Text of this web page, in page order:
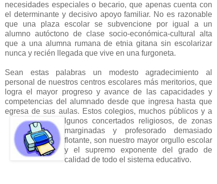
necesidades especiales o becario, que apenas cuenta con
el determinante y decisivo apoyo familiar. No es razonable
que una plaza escolar se subvencione por igual a un
alumno autóctono de clase socio-económica-cultural alta
que a una alumna rumana de etnia gitana sin escolarizar
nunca y recién llegada que vive en una furgoneta.
Sean estas palabras un modesto agradecimiento al
personal de nuestros centros escolares más meritorios, que
logra el mayor progreso y avance de las capacidades y
competencias del alumnado desde que ingresa hasta que
egresa de sus aulas. Estos colegios, muchos públicos y a
lgunos concertados religiosos, de zonas
marginadas y profesorado demasiado
flotante, son nuestro mayor orgullo escolar
y el supremo exponente del grado de
calidad de todo el sistema educativo.